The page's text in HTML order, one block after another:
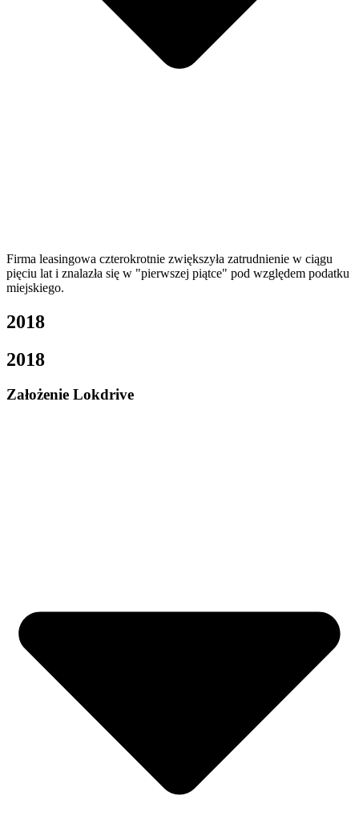
Firma leasingowa czterokrotnie zwiększyła zatrudnienie w ciągu
pięciu lat i znalazła się w "pierwszej piątce" pod względem podatku
miejskiego.
2018
2018
Założenie Lokdrive